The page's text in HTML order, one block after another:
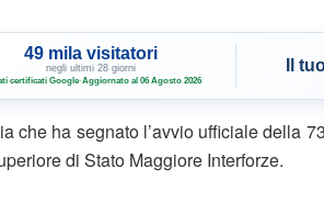
49 mila visitatori
negli ultimi 28 giorni
certificati Google·Aggiornato al 06 Agosto 2026
Il
che ha segnato l’avvio ufficiale della
di Stato Maggiore Interforze.